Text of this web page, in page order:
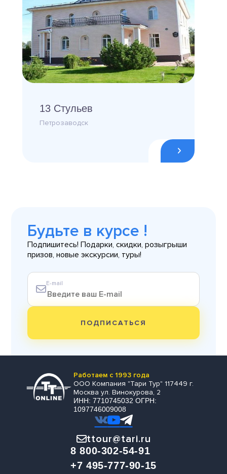
13 Стульев
Петрозаводск
Будьте в курсе !
Подпишитесь! Подарки, скидки, розыгрыши
призов, новые экскурсии, туры!
E-mail
ПОДПИСАТЬСЯ
Работаем с 1993 года
ООО Компания "Тари Тур" 117449 г.
Москва ул. Винокурова, 2
ИНН: 7710745032 ОГРН:
1097746009008
ttour@tari.ru
8 800-302-54-91
+7 495-777-90-15